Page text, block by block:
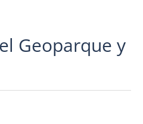
Geoparque y